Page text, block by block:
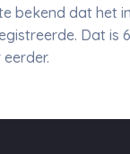
bekend dat het in
Dat is